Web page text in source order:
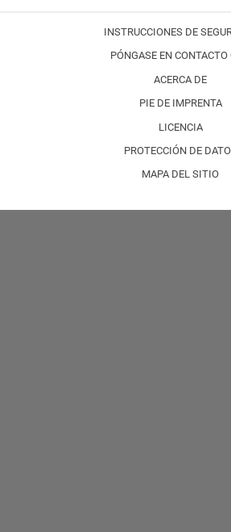
INSTRUCCIONES DE
PÓNGASE EN CONTACTO
ACERCA DE
PIE DE IMPRENTA
LICENCIA
PROTECCIÓN DE
MAPA DEL SITIO